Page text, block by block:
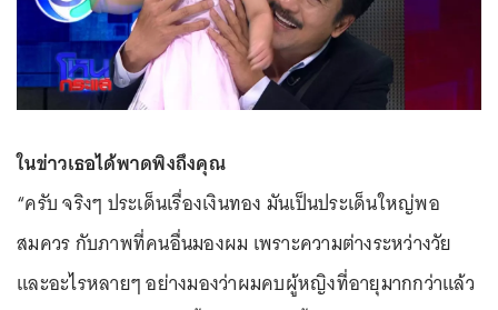
ในข่าวเธอได้พาดพิงถึงคุณ
“ครับ จริงๆ ประเด็นเรื่องเงินทอง มันเป็นประเด็นใหญ่พอ
สมควร กับภาพที่คนอื่นมองผม เพราะความต่างระหว่างวัย
และอะไรหลายๆ อย่างมองว่าผมคบผู้หญิงที่อายุมากกว่าแล้ว